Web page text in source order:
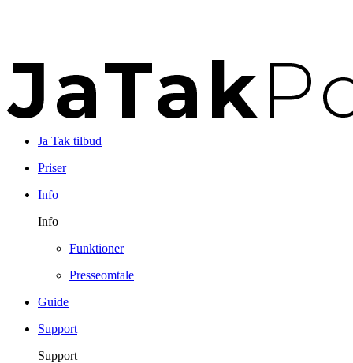
Ja Tak tilbud
Priser
Info
Info
Funktioner
Presseomtale
Guide
Support
Support